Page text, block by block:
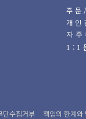
주
개인
자
1:1
단수집거부 책임의 한계와